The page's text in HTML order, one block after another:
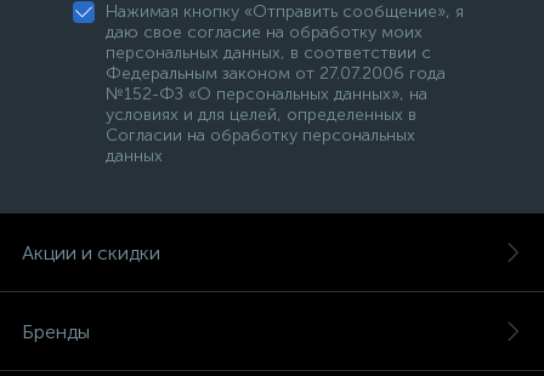
Нажимая кнопку «Отправить сообщение», я
даю свое согласие на обработку моих
персональных данных, в соответствии с
Федеральным законом от 27.07.2006 года
№152-ФЗ «О персональных данных», на
условиях и для целей, определенных в
Согласии на обработку персональных
данных
Акции и скидки
Бренды